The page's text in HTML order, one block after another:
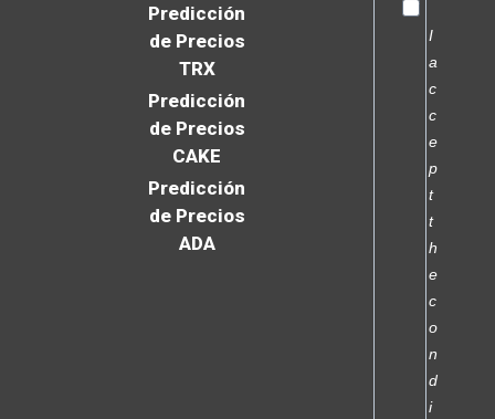
Predicción
de Precios
TRX
Predicción
de Precios
CAKE
Predicción
de Precios
ADA
I
a
c
c
e
p
t
t
h
e
c
o
n
d
i